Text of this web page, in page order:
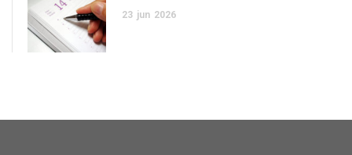
23 jun 2026